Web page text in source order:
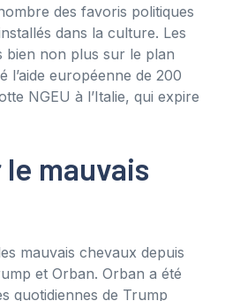
des favoris politiques
dans la culture. Les
bien non plus sur le plan
l’aide européenne de 200
NGEU à l’Italie, qui expire
mauvais
mauvais chevaux depuis
et Orban. Orban a été
quotidiennes de Trump